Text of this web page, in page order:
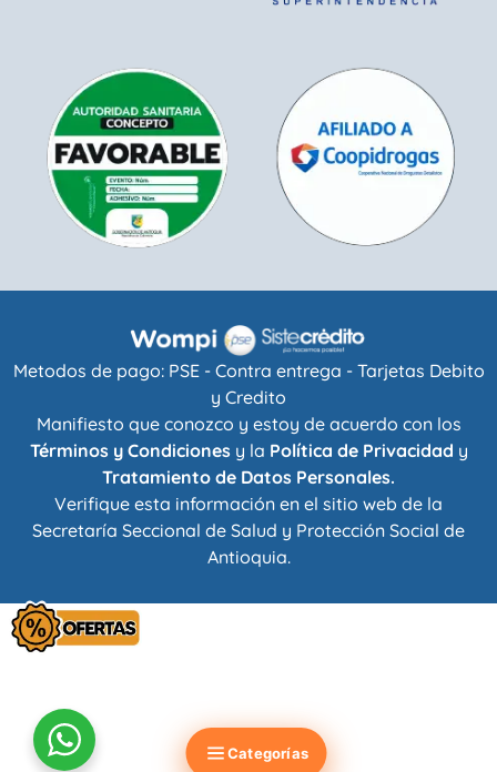
Metodos de pago: PSE - Contra entrega - Tarjetas Debito
y Credito
Manifiesto que conozco y estoy de acuerdo con los
Términos y Condicionesy la Política de Privacidad y
Tratamiento de Datos Personales.
Verifique esta información en el sitio web de la
Secretaría Seccional de Salud y Protección Social de
Antioquia.
Categorías